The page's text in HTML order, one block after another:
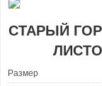
СТАРЫЙ
Размер